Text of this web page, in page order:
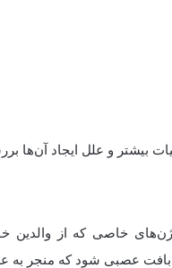
بیشتر و علل ایجاد آن‌ها
خاصی که از والدین
بافت عصبی شود که منجر به